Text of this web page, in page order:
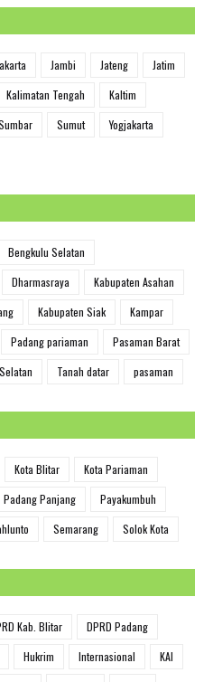
Jambi Jateng
Jatim
Kalimatan Tengah
Kaltim
Sumut
Yogjakarta
Bengkulu Selatan
Dharmasraya
Kabupaten Asahan
Kabupaten Siak
Kampar
Padang pariaman
Pasaman Barat
Tanah datar pasaman
Kota Blitar
Kota Pariaman
Padang Panjang
Payakumbuh
Semarang Solok Kota
Kab. Blitar
DPRD Padang
Hukrim Internasional
KAI